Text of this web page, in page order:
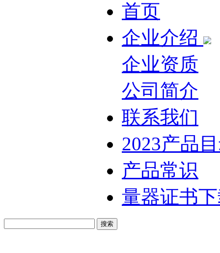
首页
企业介绍
企业资质
公司简介
联系我们
2023产品
产品常识
量器证书